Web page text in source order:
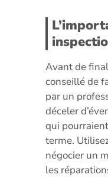
Avant de
conseillé de
par un
déceler
qui
terme.
négocier un
les